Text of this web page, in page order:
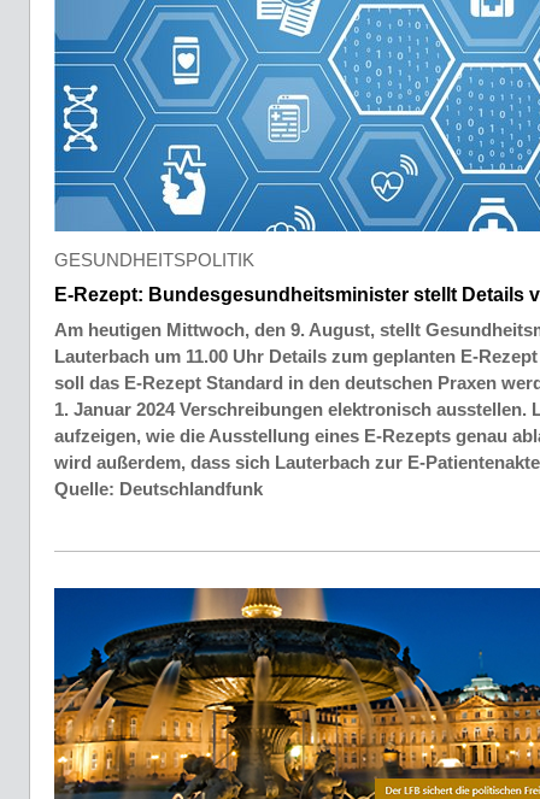
GESUNDHEITSPOLITIK
E-Rezept: Bundesgesundheitsminister stellt Details
Am heutigen Mittwoch, den 9. August, stellt
Lauterbach um 11.00 Uhr Details zum geplanten E-
soll das E-Rezept Standard in den deutschen Praxen
1. Januar 2024 Verschreibungen elektronisch ausstellen.
aufzeigen, wie die Ausstellung eines E-Rezepts genau
wird außerdem, dass sich Lauterbach zur E-
Quelle: Deutschlandfunk